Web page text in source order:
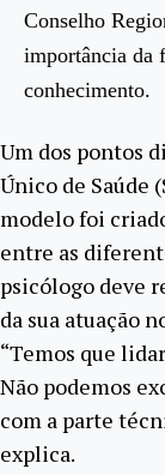
Conselho
importância da
conhecimento.
Um dos pontos
Único de Saúde
modelo foi
entre as
psicólogo deve
da sua atuação
“Temos que
Não podemos
com a parte
explica.